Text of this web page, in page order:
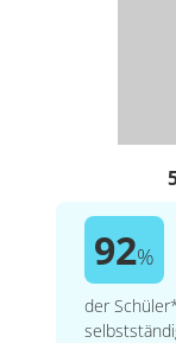
92%
der